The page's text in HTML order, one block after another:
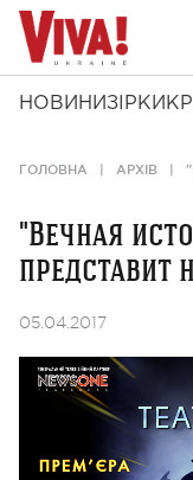
НОВИНИ ЗІРКИ
ГОЛОВНА АРХІВ
"Вечная
представит
05.04.2017